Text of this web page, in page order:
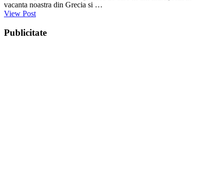
vacanta noastra din Grecia si …
View Post
Publicitate